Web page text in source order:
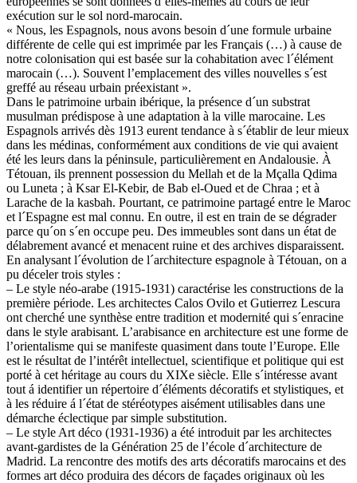
exécution sur le sol nord-marocain.
« Nous, les Espagnols, nous avons besoin d´une formule urbaine
différente de celle qui est imprimée par les Français (…) à cause de
notre colonisation qui est basée sur la cohabitation avec l´élément
marocain (…). Souvent l’emplacement des villes nouvelles s´est
greffé au réseau urbain préexistant ».
Dans le patrimoine urbain ibérique, la présence d´un substrat
musulman prédispose à une adaptation à la ville marocaine. Les
Espagnols arrivés dès 1913 eurent tendance à s´établir de leur mieux
dans les médinas, conformément aux conditions de vie qui avaient
été les leurs dans la péninsule, particulièrement en Andalousie. À
Tétouan, ils prennent possession du Mellah et de la Mçalla Qdima
ou Luneta ; à Ksar El-Kebir, de Bab el-Oued et de Chraa ; et à
Larache de la kasbah. Pourtant, ce patrimoine partagé entre le Maroc
et l´Espagne est mal connu. En outre, il est en train de se dégrader
parce qu´on s´en occupe peu. Des immeubles sont dans un état de
délabrement avancé et menacent ruine et des archives disparaissent.
En analysant l´évolution de l´architecture espagnole à Tétouan, on a
pu déceler trois styles :
– Le style néo-arabe (1915-1931) caractérise les constructions de la
première période. Les architectes Calos Ovilo et Gutierrez Lescura
ont cherché une synthèse entre tradition et modernité qui s´enracine
dans le style arabisant. L’arabisance en architecture est une forme de
l’orientalisme qui se manifeste quasiment dans toute l’Europe. Elle
est le résultat de l’intérêt intellectuel, scientifique et politique qui est
porté à cet héritage au cours du XIXe siècle. Elle s´intéresse avant
tout á identifier un répertoire d´éléments décoratifs et stylistiques, et
à les réduire á l´état de stéréotypes aisément utilisables dans une
démarche éclectique par simple substitution.
– Le style Art déco (1931-1936) a été introduit par les architectes
avant-gardistes de la Génération 25 de l’école d´architecture de
Madrid. La rencontre des motifs des arts décoratifs marocains et des
formes art déco produira des décors de façades originaux où les